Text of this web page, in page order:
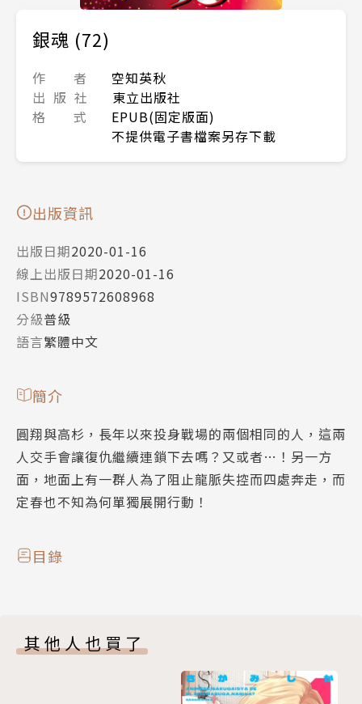
銀魂 (72)
作 者
空知英秋
出 版 社
東立出版社
格 式
EPUB(固定版面)
不提供電子書檔案另存下載
出版資訊
出版日期2020-01-16
線上出版日期2020-01-16
ISBN9789572608968
分級普級
語言繁體中文
簡介
圓翔與高杉，長年以來投身戰場的兩個相同的人，這兩
人交手會讓復仇繼續連鎖下去嗎？又或者…！另一方
面，地面上有一群人為了阻止龍脈失控而四處奔走，而
定春也不知為何單獨展開行動！
目錄
其他人也買了